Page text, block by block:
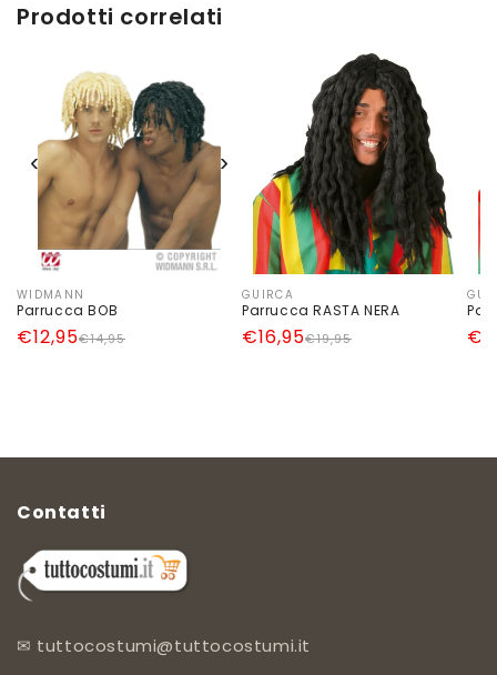
Prodotti correlati
‹ ›
Produttore:
WIDMANN
Parrucca BOB
Prezzo€14,95
Prezzo
€12,95
Produttore:
GUIRCA
Parrucca RASTA NERA
Prezzo€19,95
Prezzo
€16,95
Contatti
✉ tuttocostumi@tuttocostumi.it